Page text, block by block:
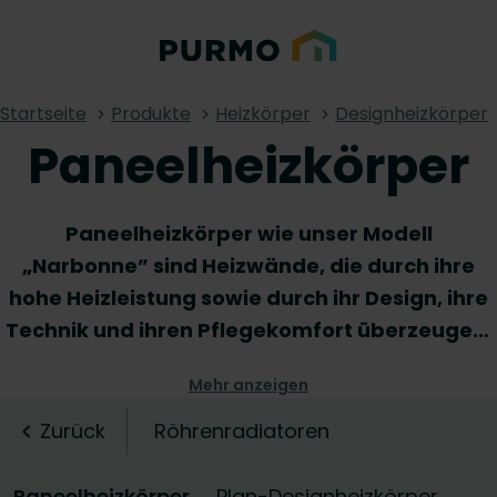
Startseite Produkte Heizkörper Designheizkörper
Paneelheizkörper
Paneelheizkörper wie unser Modell
„Narbonne” sind Heizwände, die durch ihre
hohe Heizleistung sowie durch ihr Design, ihre
Technik und ihren Pflegekomfort überzeugen.
Innenarchitektur einfügen. Ob in vertikaler
oder horizontaler Ausführung, mit den
übereinander bzw. hintereinander
Mehr anzeigen
Zurück Röhrenradiatoren